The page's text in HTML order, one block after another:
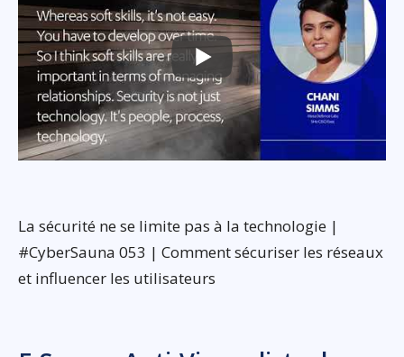
La sécurité ne se limite pas à la technologie |
#CyberSauna 053 | Comment sécuriser les réseaux
et influencer les utilisateurs